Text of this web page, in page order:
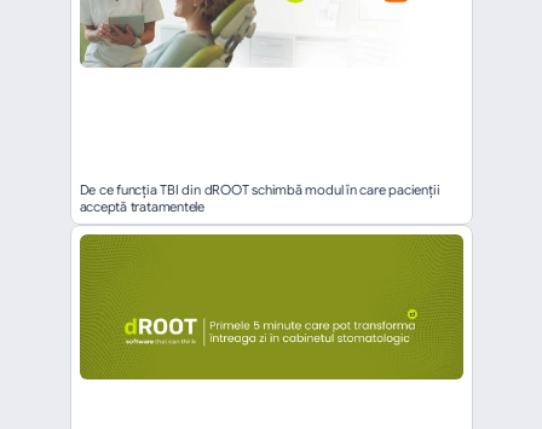
De ce funcția TBI din dROOT schimbă modul în care pacienții
acceptă tratamentele